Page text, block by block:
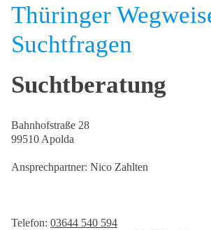
Thüringer
Suchtfragen
Suchtberatung
Bahnhofstraße 28
99510 Apolda
Ansprechpartner: Nico Zahlten
Telefon: 03644 540 594